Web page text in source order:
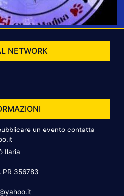
NETWORK
un evento contatta
Ilaria
PR 356783